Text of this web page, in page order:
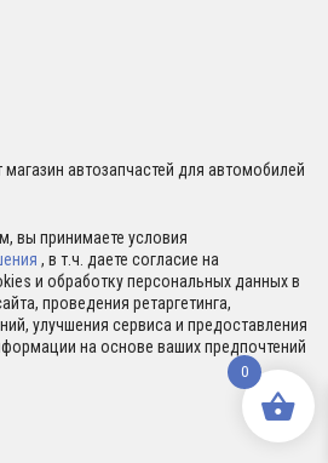
автозапчастей для автомобилей
вы принимаете условия
, в т.ч. даете согласие на
и обработку персональных данных в
проведения ретаргетинга,
улучшения сервиса и предоставления
на основе ваших предпочтений
0